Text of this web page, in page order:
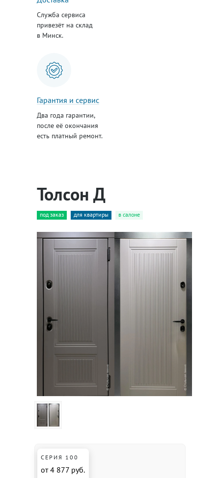
Служба сервиса
привезёт на склад
в Минск.
Гарантия и сервис
Два года гарантии,
после её окончания
есть платный ремонт.
Толсон Д
под заказ для квартиры в салоне
СЕРИЯ 100
от 4 877 руб.